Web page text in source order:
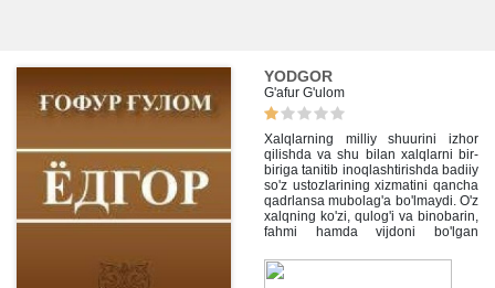
YODGOR
G'afur G'ulom
Xalqlarning milliy shuurini izhor
qilishda va shu bilan xalqlarni bir-
biriga tanitib inoqlashtirishda badiiy
so'z ustozlarining xizmatini qancha
qadrlansa mubolag'a bo'lmaydi. O'z
xalqning ko'zi, qulog'i va binobarin,
fahmi hamda vijdoni bo'lgan
internasional tuyg'u va fikrlarning
ham tarona sozidirlar.